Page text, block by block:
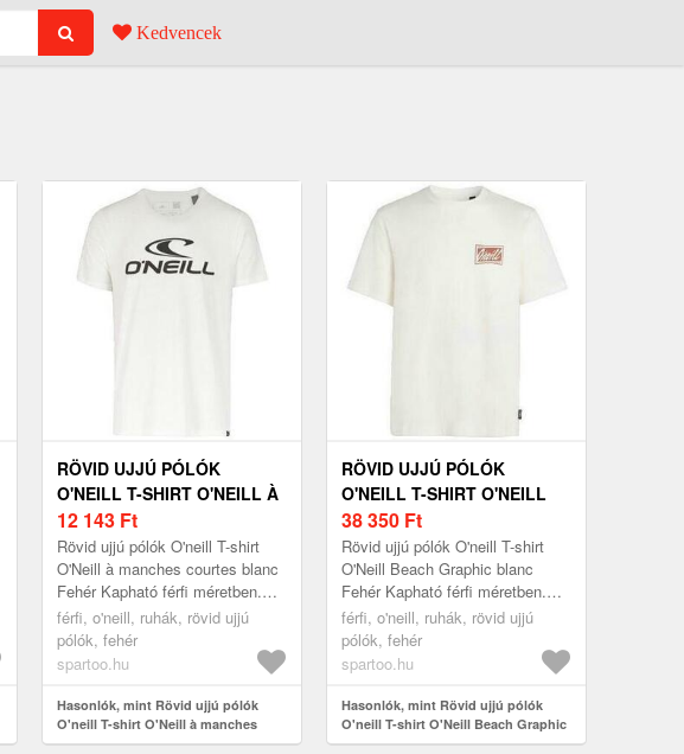
Kedvencek
RÖVID UJJÚ PÓLÓK
O'NEILL T-SHIRT O'NEILL À
MANCHES COURTES
BLANC
12 143 Ft
Rövid ujjú pólók O'neill T-shirt
O'Neill à manches courtes blanc
Fehér Kapható férfi méretben.
EU S, EU M Férfi > Ruhák >
Rövid ujjú pólók
férfi, o'neill, ruhák, rövid ujjú
pólók, fehér
spartoo.hu
Hasonlók, mint Rövid ujjú pólók
O'neill T-shirt O'Neill à manches
courtes blanc
RÖVID UJJÚ PÓLÓK
O'NEILL T-SHIRT O'NEILL
BEACH GRAPHIC BLANC
38 350 Ft
Rövid ujjú pólók O'neill T-shirt
O'Neill Beach Graphic blanc
Fehér Kapható férfi méretben.
EU M, EU L Férfi > Ruhák >
Rövid ujjú pólók
férfi, o'neill, ruhák, rövid ujjú
pólók, fehér
spartoo.hu
Hasonlók, mint Rövid ujjú pólók
O'neill T-shirt O'Neill Beach Graphic
blanc